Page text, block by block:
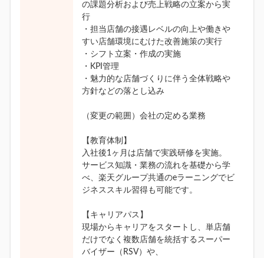
の課題分析および売上戦略の立案から実
行
・担当店舗の接遇レベルの向上や働きや
すい店舗環境にむけた改善施策の実行
・シフト立案・作成の実施
・KPI管理
・魅力的な店舗づくりに伴う全体戦略や
方針などの落とし込み
（変更の範囲）会社の定める業務
【教育体制】
入社後1ヶ月は店舗で実践研修を実施。
サービス知識・業務の流れを基礎から学
べ、楽天グループ共通のeラーニングでビ
ジネススキル習得も可能です。
【キャリアパス】
現場からキャリアをスタートし、単店舗
だけでなく複数店舗を統括するスーパー
バイザー（RSV）や、